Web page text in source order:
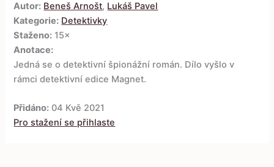
Autor: Beneš Arnošt, Lukáš Pavel
Kategorie: Detektivky
Staženo: 15×
Anotace:
Jedná se o detektivní špionážní román. Dílo vyšlo v
rámci detektivní edice Magnet.
Přidáno: 04 Kvě 2021
Pro stažení se přihlaste